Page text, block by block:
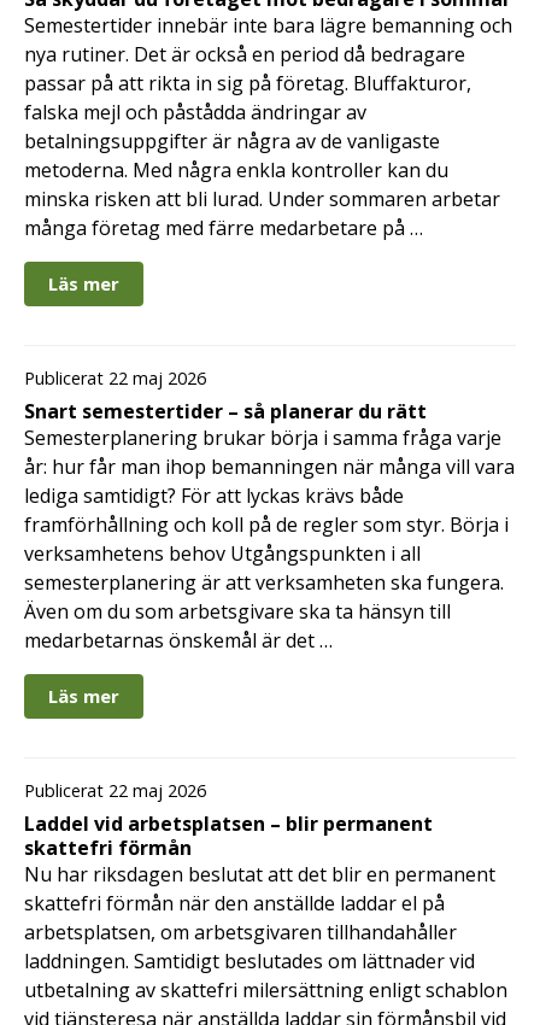
Semestertider innebär inte bara lägre bemanning och
nya rutiner. Det är också en period då bedragare
passar på att rikta in sig på företag. Bluffakturor,
falska mejl och påstådda ändringar av
betalningsuppgifter är några av de vanligaste
metoderna. Med några enkla kontroller kan du
minska risken att bli lurad. Under sommaren arbetar
många företag med färre medarbetare på …
Läs mer
Publicerat 22 maj 2026
Snart semestertider – så planerar du rätt
Semesterplanering brukar börja i samma fråga varje
år: hur får man ihop bemanningen när många vill vara
lediga samtidigt? För att lyckas krävs både
framförhållning och koll på de regler som styr. Börja i
verksamhetens behov Utgångspunkten i all
semesterplanering är att verksamheten ska fungera.
Även om du som arbetsgivare ska ta hänsyn till
medarbetarnas önskemål är det …
Läs mer
Publicerat 22 maj 2026
Laddel vid arbetsplatsen – blir permanent
skattefri förmån
Nu har riksdagen beslutat att det blir en permanent
skattefri förmån när den anställde laddar el på
arbetsplatsen, om arbetsgivaren tillhandahåller
laddningen. Samtidigt beslutades om lättnader vid
utbetalning av skattefri milersättning enligt schablon
vid tjänsteresa när anställda laddar sin förmånsbil vid